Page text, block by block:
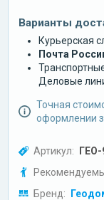
Варианты
Курьерская
Почта
Деловые
Точная
оформлении
Артикул: ГЕО-
Бренд: